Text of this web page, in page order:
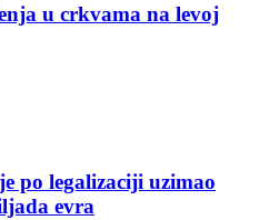
u crkvama na levoj
po legalizaciji uzimao
evra